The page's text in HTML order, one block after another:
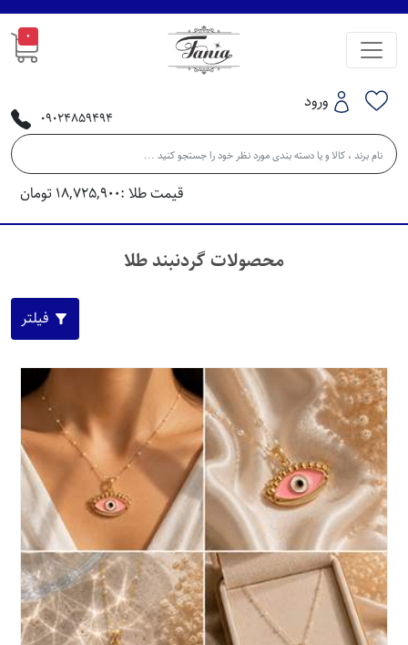
0
ورود
09024859494
قیمت طلا :18,725,900 تومان
محصولات گردنبند طلا